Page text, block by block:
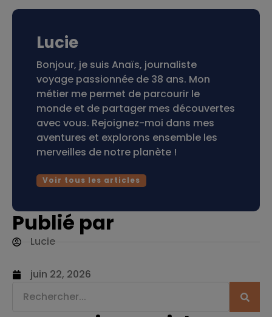
Lucie
Bonjour, je suis Anaïs, journaliste
voyage passionnée de 38 ans. Mon
métier me permet de parcourir le
monde et de partager mes découvertes
avec vous. Rejoignez-moi dans mes
aventures et explorons ensemble les
merveilles de notre planète !
Voir tous les articles
Publié par
Lucie
juin 22, 2026